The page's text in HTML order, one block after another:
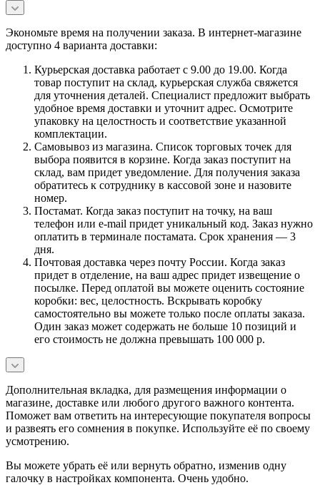
Экономьте время на получении заказа. В интернет-магазине
доступно 4 варианта доставки:
Курьерская доставка работает с 9.00 до 19.00. Когда
товар поступит на склад, курьерская служба свяжется
для уточнения деталей. Специалист предложит выбрать
удобное время доставки и уточнит адрес. Осмотрите
упаковку на целостность и соответствие указанной
комплектации.
Самовывоз из магазина. Список торговых точек для
выбора появится в корзине. Когда заказ поступит на
склад, вам придет уведомление. Для получения заказа
обратитесь к сотруднику в кассовой зоне и назовите
номер.
Постамат. Когда заказ поступит на точку, на ваш
телефон или e-mail придет уникальный код. Заказ нужно
оплатить в терминале постамата. Срок хранения — 3
дня.
Почтовая доставка через почту России. Когда заказ
придет в отделение, на ваш адрес придет извещение о
посылке. Перед оплатой вы можете оценить состояние
коробки: вес, целостность. Вскрывать коробку
самостоятельно вы можете только после оплаты заказа.
Один заказ может содержать не больше 10 позиций и
его стоимость не должна превышать 100 000 р.
Дополнительная вкладка, для размещения информации о
магазине, доставке или любого другого важного контента.
Поможет вам ответить на интересующие покупателя вопросы
и развеять его сомнения в покупке. Используйте её по своему
усмотрению.
Вы можете убрать её или вернуть обратно, изменив одну
галочку в настройках компонента. Очень удобно.